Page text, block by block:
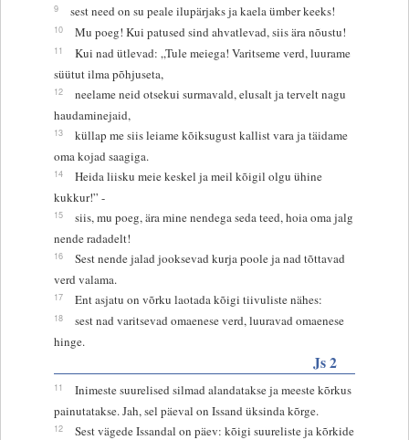
9 sest need on su peale ilupärjaks ja kaela ümber keeks!
10 Mu poeg! Kui patused sind ahvatlevad, siis ära nõustu!
11
Kui nad ütlevad: „Tule meiega! Varitseme verd, luurame
süütut ilma põhjuseta,
12
neelame neid otsekui surmavald, elusalt ja tervelt nagu
haudaminejaid,
13
küllap me siis leiame kõiksugust kallist vara ja täidame
oma kojad saagiga.
14
Heida liisku meie keskel ja meil kõigil olgu ühine
kukkur!” -
15
siis, mu poeg, ära mine nendega seda teed, hoia oma jalg
nende radadelt!
16
Sest nende jalad jooksevad kurja poole ja nad tõttavad
verd valama.
17 Ent asjatu on võrku laotada kõigi tiivuliste nähes:
18
sest nad varitsevad omaenese verd, luuravad omaenese
hinge.
Js 2
11
Inimeste suurelised silmad alandatakse ja meeste kõrkus
painutatakse. Jah, sel päeval on Issand üksinda kõrge.
12
Sest vägede Issandal on päev: kõigi suureliste ja kõrkide